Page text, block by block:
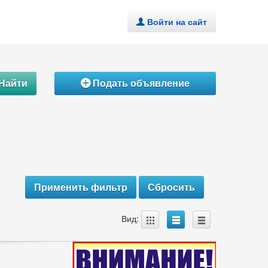
. Войти на сайт
ÁПодать объявление
Вид: A B C